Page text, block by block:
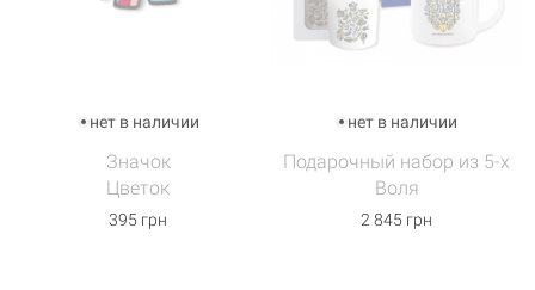
нет в наличии
Значок
Цветок
395 грн
нет в наличии
Подарочный набор из 5-х
Воля
2 845 грн